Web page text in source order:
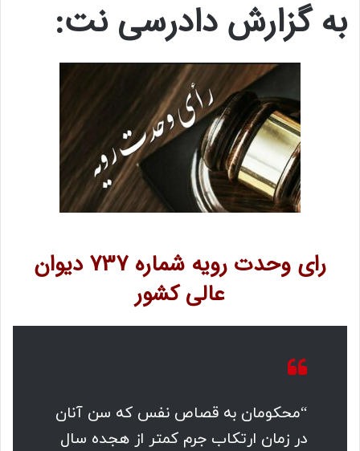
به گزارش دادرسی نت:
رای وحدت رویه شماره 737 دیوان
عالی کشور
“محکومان به قصاص نفس که سن آنان
در زمان ارتکاب جرم کمتر از هجده سال